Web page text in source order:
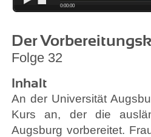
0:00:00
Der
Folge 32
Inhalt
An der Universität
Kurs an, der die
Augsburg vorbereitet.